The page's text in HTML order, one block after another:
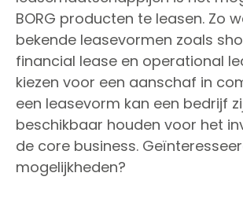
BORG producten te leasen. Zo
bekende leasevormen zoals
financial lease en operational
kiezen voor een aanschaf in
een leasevorm kan een bedrijf
beschikbaar houden voor het
de core business.
mogelijkheden?